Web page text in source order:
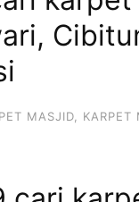
MASJID
KARPET